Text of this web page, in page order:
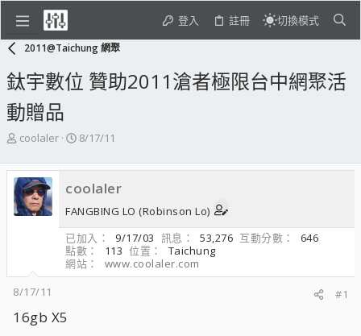
登入 註冊 切換模式
2011@Taichung 網聚
鈦宇數位 贊助2011滄者極限台中網聚活
動贈品
主
發
起
人
coolaler
開
日
期
8/17/11
coolaler
FANGBING LO (Robinson Lo)
已加入
9/17/03 訊息 53,276 互動分數
646
點數
113 位置
Taichung
網站
www.coolaler.com
8/17/11
#1
16gb X5